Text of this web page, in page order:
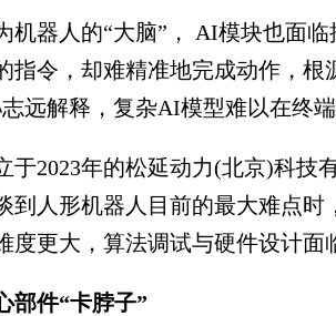
器人的“大脑”， AI模块也面临
指令，却难精准地完成动作，
远解释，复杂AI模型难以在终
2023年的松延动力(北京)科技
到人形机器人目前的最大难点
度更大，算法调试与硬件设计面
部件“卡脖子”